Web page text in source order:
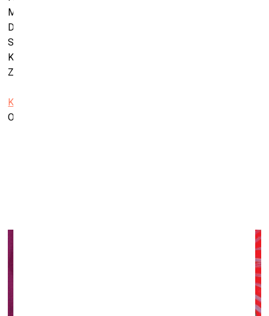
Māliņa, MAREUNROL'S, Katrīna Neiburga, Andra Neiburga,
Dainis Pundurs, Pauls Rietums, SkujaBraden, Džemma
Skulme, Ansis Starks, Večella Varslavāne, Indulis Zariņš,
Kristaps Zariņš, Kaspars Zariņš, Vija Zariņa, Paula Zariņa -
Zēmane.
Kultūrtelpa
Ogļu iela 12A, Rīga